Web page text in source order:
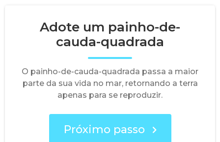
Adote um painho-de-
cauda-quadrada
O painho-de-cauda-quadrada passa a maior
parte da sua vida no mar, retornando a terra
apenas para se reproduzir.
Próximo passo